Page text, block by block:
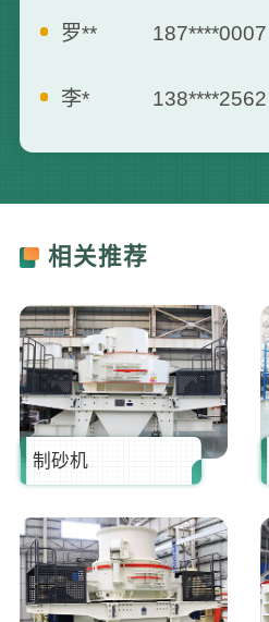
何**
胡** 181****6660
张** 173****8712
相关推荐
制砂机